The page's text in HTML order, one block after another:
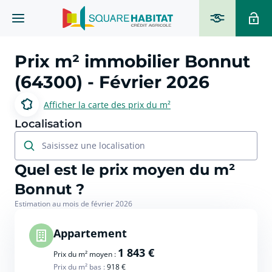
Prix m² immobilier Bonnut
(64300) - Février 2026
Afficher la carte des prix du m²
Localisation
Saisissez une localisation
Quel est le prix moyen du m²
Bonnut ?
Estimation au mois de février 2026
Appartement
Prix du m² moyen : 1 843 €
Prix du m² bas :918 €